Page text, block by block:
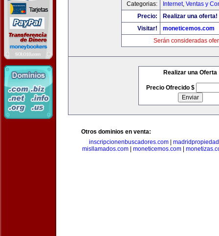
Categorias:
Internet, Ventas y
Precio:
Realizar una oferta!
Visitar!
moneticemos.com
Serán consideradas
Realizar una Oferta
Precio Ofrecido $
Otros dominios en venta:
inscripcionenbuscadores.com|
misllamados.com| moneticemos.com|